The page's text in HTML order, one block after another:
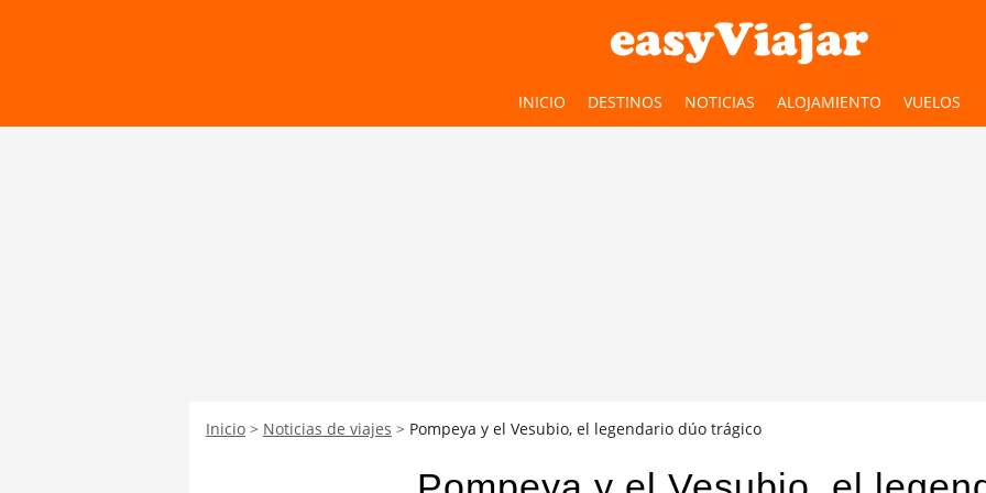
INICIO DESTINOS NOTICIAS ALOJAMIENTO VUELOS
Inicio Noticias de viajes Pompeya y el Vesubio, el legendario dúo trágico